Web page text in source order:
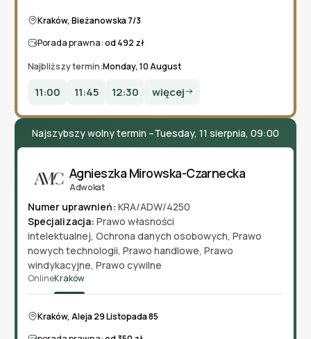
Kraków, Bieżanowska 7/3
Porada prawna:od 492 zł
Najbliższy termin:Monday, 10 August
11:00 11:45 12:30 więcej
Najszybszy wolny termin –Tuesday, 11 sierpnia, 09:00
Adwokat
Agnieszka Mirowska-Czarnecka
Numer uprawnień: KRA/ADW/4250
Specjalizacja: Prawo własności
intelektualnej, Ochrona danych osobowych, Prawo
nowych technologii, Prawo handlowe, Prawo
windykacyjne, Prawo cywilne
OnlineKraków
Kraków, Aleja 29 Listopada 85